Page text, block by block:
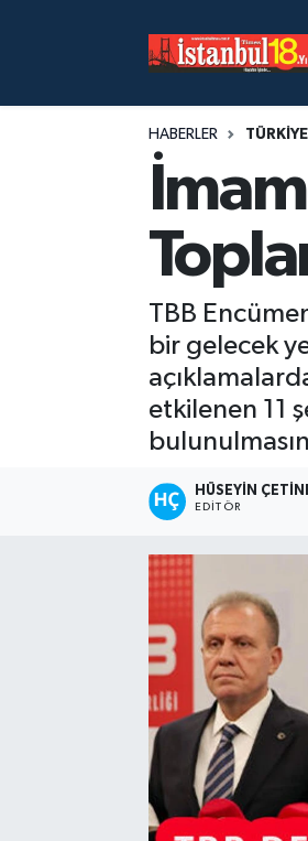
HABERLER TÜRKİYE
TBB
bir gelecek
etkilenen 11
HÜSEYIN
EDITÖR